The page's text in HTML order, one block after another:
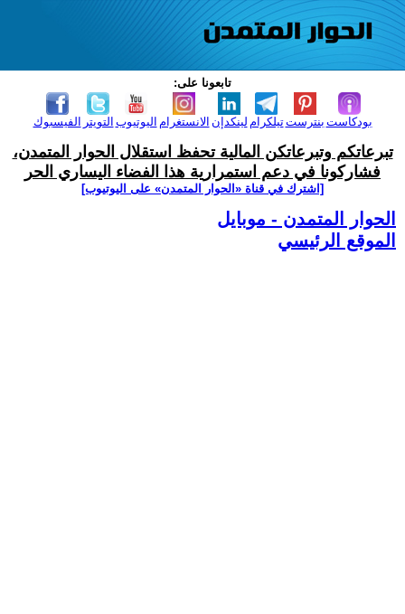
تابعونا على:
الفيسبوك التويتر اليوتيوب الانستغرام لينكدإن تيلكرامبنترست بودكاست
تبرعاتكم وتبرعاتكن المالية تحفظ استقلال الحوار المتمدن،
فشاركونا في دعم استمرارية هذا الفضاء اليساري الحر
[اشترك في قناة ‫«الحوار المتمدن» على اليوتيوب]
الحوار المتمدن - موبايل
الموقع الرئيسي